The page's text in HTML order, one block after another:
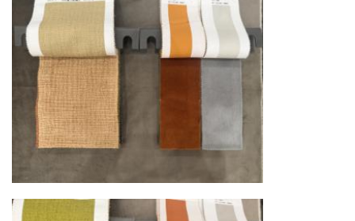
Другие страны Европы — расширенная
сеть партнёрских складов
Условия доставки по Москве и Московской
области
Для клиентов Москвы и МО предусмотрены
следующие услуги:
месту назначения с соблюдением сроков